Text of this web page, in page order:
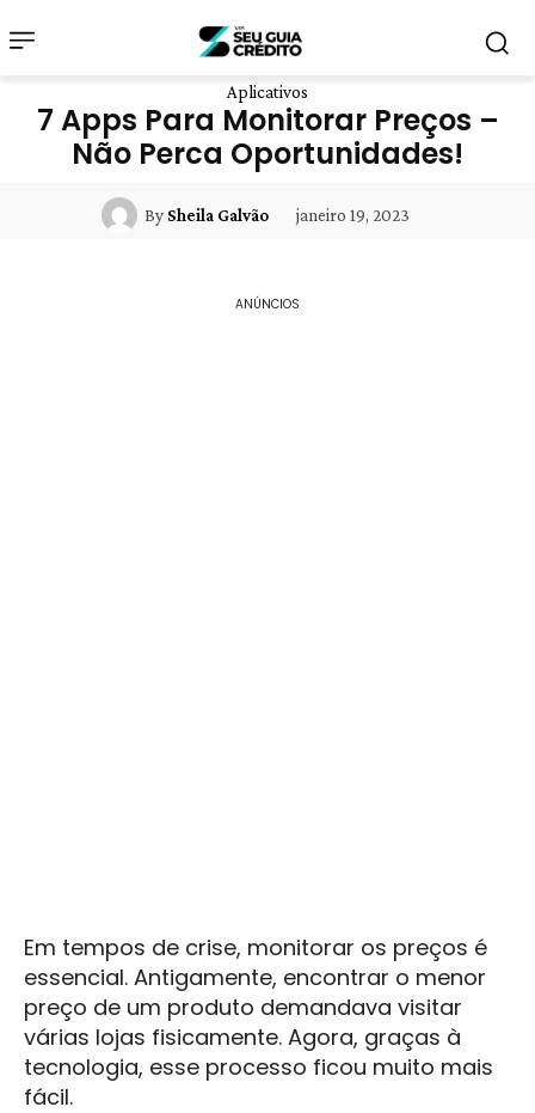
Aplicativos
7 Apps Para Monitorar Preços –
Não Perca Oportunidades!
By Sheila Galvão janeiro 19, 2023
ANÚNCIOS
Em tempos de crise, monitorar os preços é
essencial. Antigamente, encontrar o menor
preço de um produto demandava visitar
várias lojas fisicamente. Agora, graças à
tecnologia, esse processo ficou muito mais
fácil.